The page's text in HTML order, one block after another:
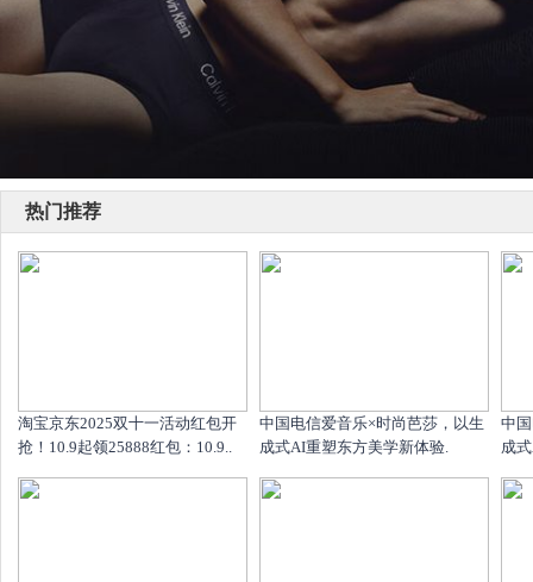
热门推荐
淘宝京东2025双十一活动红包开
抢！10.9起领25888红包：10.9..
中国电信爱音乐×时尚芭莎，以生
成式AI重塑东方美学新体验.
中
成